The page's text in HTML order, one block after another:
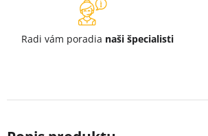
Radi vám poradia naši špecialisti